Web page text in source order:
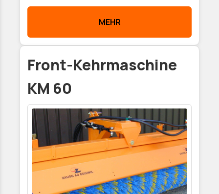
MEHR
Front-Kehrmaschine
KM 60